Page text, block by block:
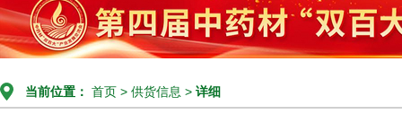
当前位置： 首页 > 供货信息 > 详细